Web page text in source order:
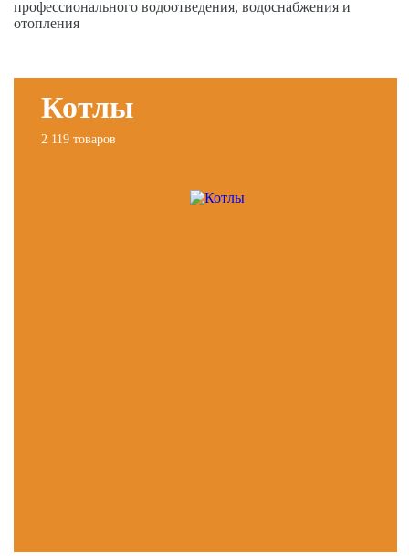
профессионального водоотведения, водоснабжения и
отопления
Котлы
2 119 товаров